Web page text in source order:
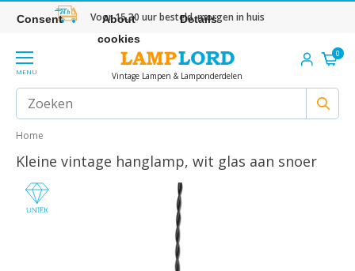
Voor 15.30 uur besteld, morgen in huis
MENU Vintage Lampen & Lamponderdelen
0
Home
Kleine vintage hanglamp, wit glas aan snoer
Consent
About
cookies
Details